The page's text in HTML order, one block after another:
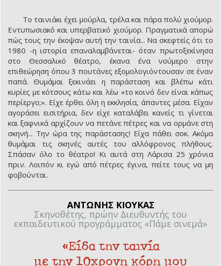
Το ταινιάκι έχει μούρλα, τρέλα και πάρα πολύ χιούμορ.
Εντυπωσιακό και υπερβατικό χιούμορ. Πραγματικά απορώ
πώς τους την έκοψαν αυτή την ταινία... Να σκεφτείς ότι το
1980 -η ιστορία επαναλαμβάνεται- όταν πρωτοξεκίνησα
στο Θεσσαλικό θέατρο, έκανα ένα νούμερο στην
επιθεώρηση όπου 3 πουτάνες εξομολογιόντουσαν σε έναν
παπά. Θυμάμαι ξεκινάει η παράσταση και βλέπω κάτι
κυρίες με κότσους κάτω και λέω «το κοινό δεν είναι κάπως
περίεργο;». Είχε έρθει όλη η εκκλησία, άπαντες μέσα. Είχαν
αγοράσει εισιτήρια, δεν είχε καταλάβει κανείς τι γίνεται
και ξαφνικά αρχίζουν να πετάνε πέτρες και να ορμάνε στη
σκηνή... Την ώρα της παράστασης! Είχα πάθει σοκ. Ακόμα
θυμάμαι τις σκηνές αυτές του αλλόφρονος πλήθους.
Σπάσαν όλο το θέατρο! Κι αυτά στη Λάρισα 25 χρόνια
πριν. Λοιπόν κι εγώ από πέτρες έγινα, πείτε τους να μη
φοβούνται.
ΑΝΤΩΝΗΣ ΚΙΟΥΚΑΣ
Σκηνοθέτης, πρώην Διευθυντής του
εκπαιδευτικού προγράμματος «Πάμε σινεμά»
«Είδα την ταινία
με την 10χρονη κόρη μου